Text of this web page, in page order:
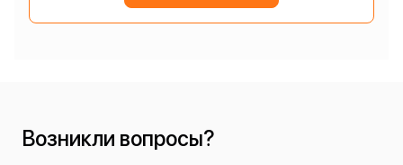
Возникли вопросы?